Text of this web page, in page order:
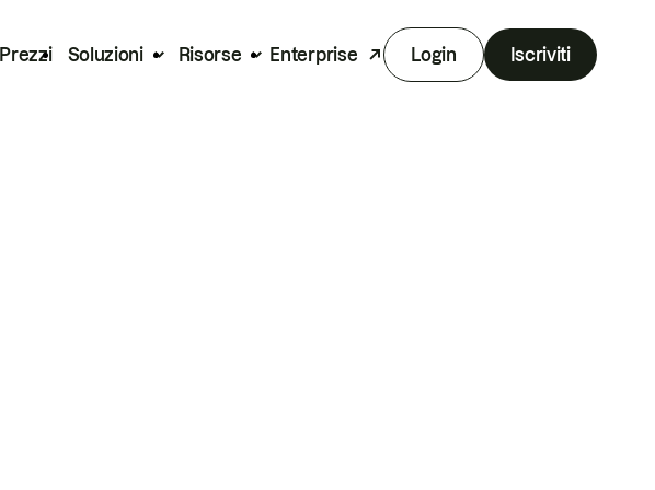
Prezzi Soluzioni Risorse Enterprise Login Iscriviti